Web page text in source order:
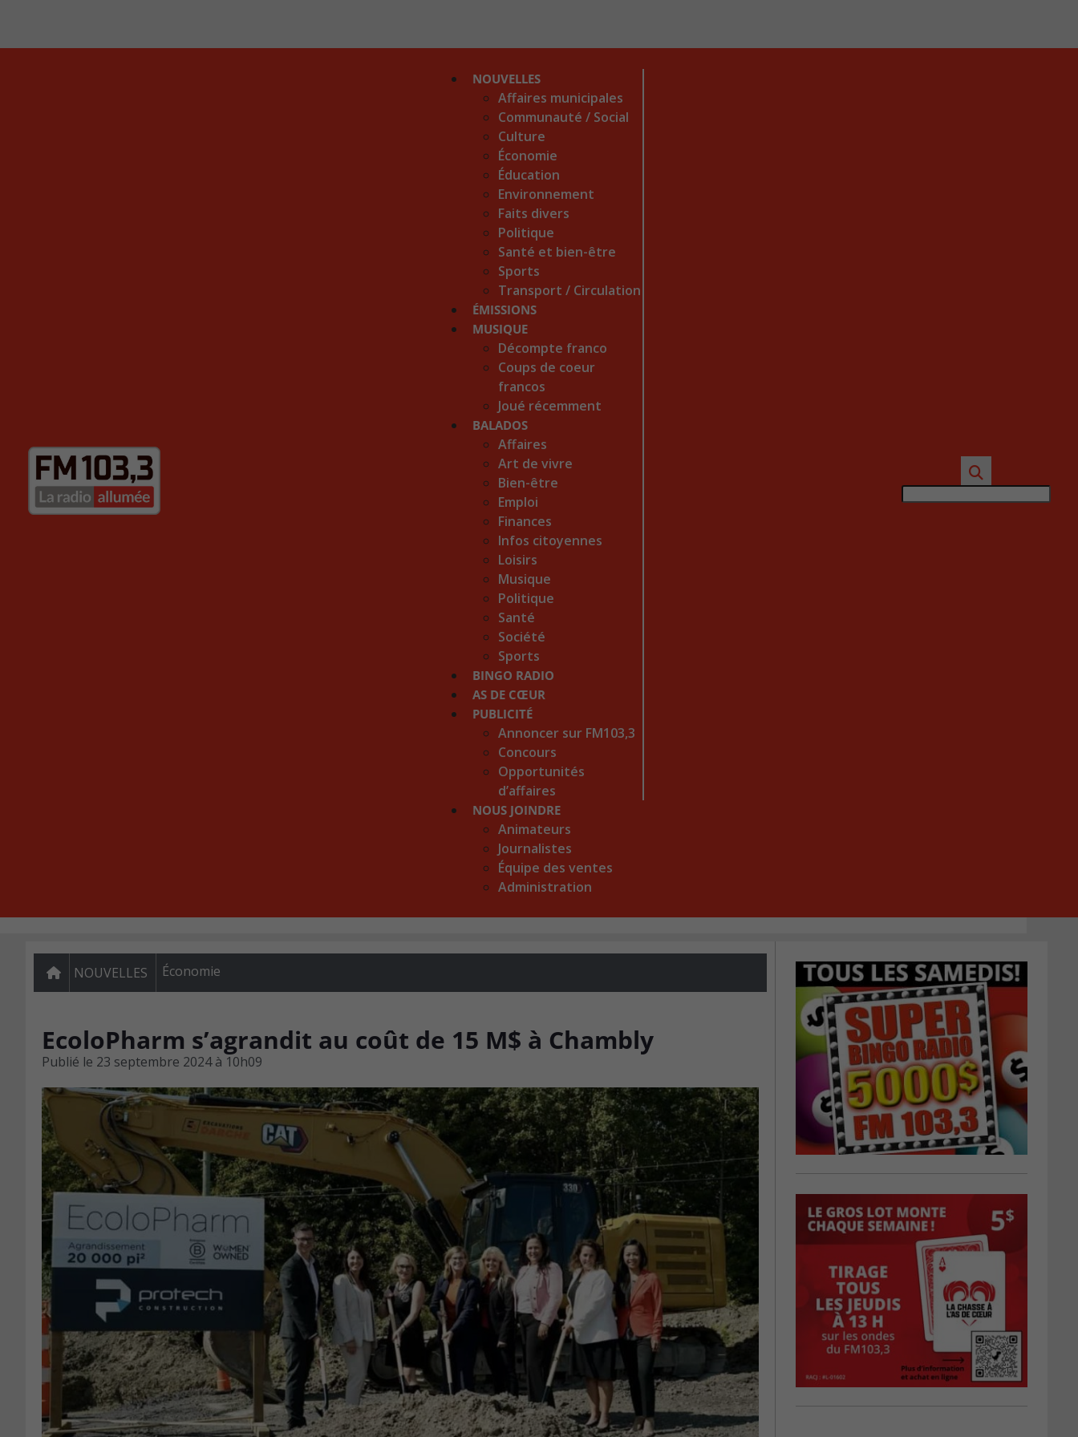
NOUVELLES
Affaires municipales
Communauté / Social
Culture
Économie
Éducation
Environnement
Faits divers
Politique
Santé et bien-être
Sports
Transport / Circulation
ÉMISSIONS
MUSIQUE
Décompte franco
Coups de coeur
francos
Joué récemment
BALADOS
Affaires
Art de vivre
Bien-être
Emploi
Finances
Infos citoyennes
Loisirs
Musique
Politique
Santé
Société
Sports
BINGO RADIO
AS DE CŒUR
PUBLICITÉ
Annoncer sur FM103,3
Concours
Opportunités
d’affaires
NOUS JOINDRE
Animateurs
Journalistes
Équipe des ventes
Administration
NOUVELLES Économie
EcoloPharm s’agrandit au coût de 15 M$ à Chambly
Publié le 23 septembre 2024 à 10h09